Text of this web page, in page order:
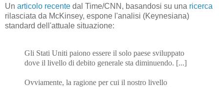
Un articolo recente dal Time/CNN, basandosi su una ricerca
rilasciata da McKinsey, espone l'analisi (Keynesiana)
standard dell'attuale situazione:
Gli Stati Uniti paiono essere il solo paese sviluppato
dove il livello di debito generale sta diminuendo. [...]
Ovviamente, la ragione per cui il nostro livello